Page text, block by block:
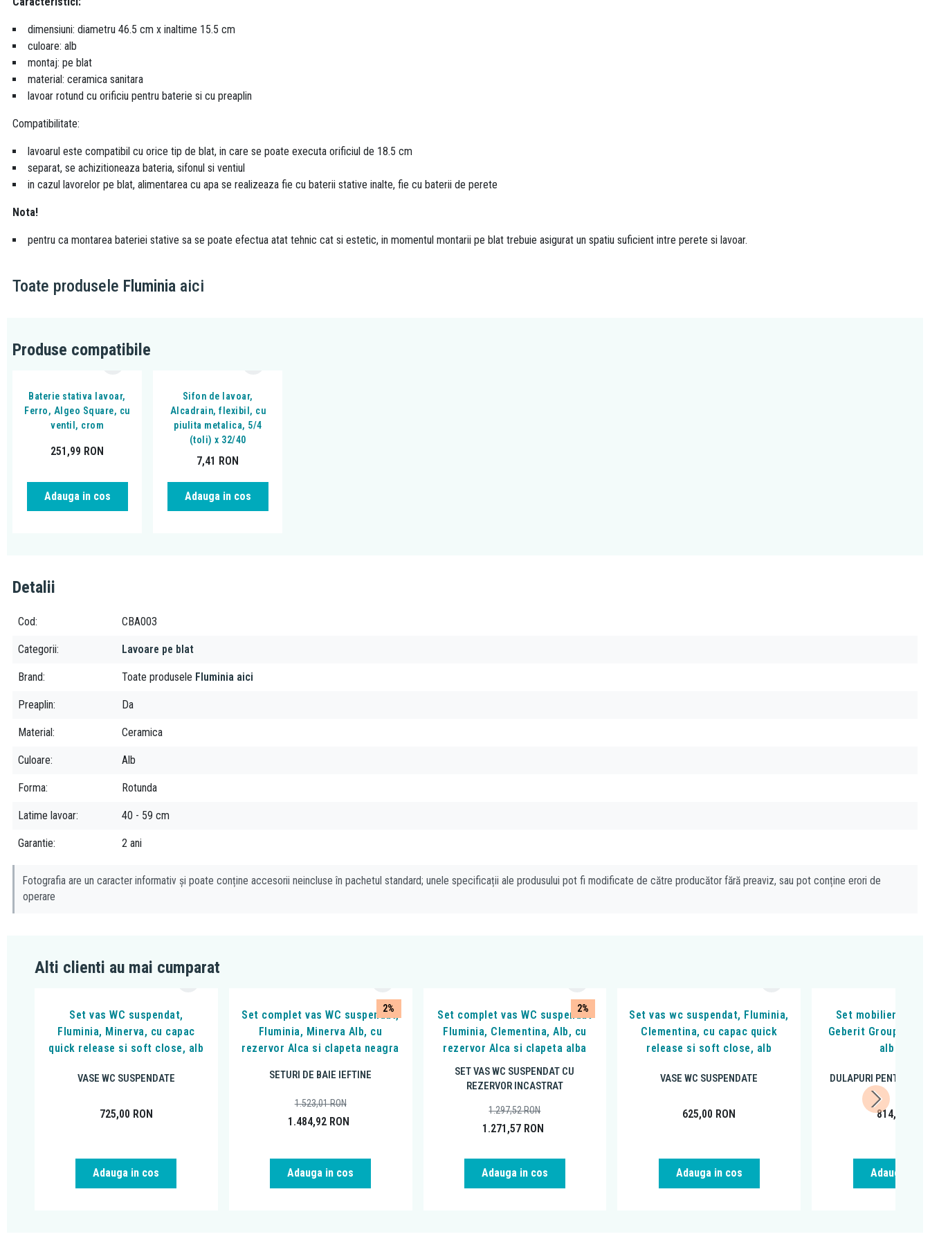
dimensiuni: diametru 46.5 cm x inaltime 15.5 cm
culoare: alb
montaj: pe blat
material: ceramica sanitara
lavoar rotund cu orificiu pentru baterie si cu preaplin
Compatibilitate:
lavoarul este compatibil cu orice tip de blat, in care se poate executa orificiul de 18.5 cm
separat, se achizitioneaza bateria, sifonul si ventiul
in cazul lavorelor pe blat, alimentarea cu apa se realizeaza fie cu baterii stative inalte, fie cu baterii de perete
Nota!
pentru ca montarea bateriei stative sa se poate efectua atat tehnic cat si estetic, in momentul montarii pe blat trebuie asigurat un spatiu suficient intre perete si lavoar.
Toate produsele Fluminia aici
Produse compatibile
Baterie stativa lavoar,
Ferro, Algeo Square, cu
ventil, crom
251,99 RON
Adauga in cos
Sifon de lavoar,
Alcadrain, flexibil, cu
piulita metalica, 5/4
(toli) x 32/40
7,41 RON
Adauga in cos
Detalii
Cod CBA003
Categorii Lavoare pe blat
Brand Toate produsele Fluminia aici
Preaplin Da
Material Ceramica
Culoare Alb
Forma Rotunda
Latime lavoar 40 - 59 cm
Garantie 2 ani
Fotografia are un caracter informativ și poate conține accesorii neincluse în pachetul standard; unele specificații ale produsului pot fi modificate de către producător fără preaviz, sau pot conține erori de
operare
Alti clienti au mai cumparat
Set vas WC suspendat,
Fluminia, Minerva, cu capac
quick release si soft close, alb
VASE WC SUSPENDATE
725,00 RON
Adauga in cos
2%
Set complet vas WC suspendat,
Fluminia, Minerva Alb, cu
rezervor Alca si clapeta neagra
SETURI DE BAIE IEFTINE
1.484,92 RON
1.523,01RON
Adauga in cos
2%
Set complet vas WC suspendat
Fluminia, Clementina, Alb, cu
rezervor Alca si clapeta alba
SET VAS WC SUSPENDAT CU
REZERVOR INCASTRAT
1.271,57 RON
1.297,52RON
Adauga in cos
Set vas wc suspendat, Fluminia,
Clementina, cu capac quick
release si soft close, alb
VASE WC SUSPENDATE
625,00 RON
Adauga in cos
Set mobilier si
Geberit Group,
alb lucios
DULAPURI PENTRU
814,29
Adauga in